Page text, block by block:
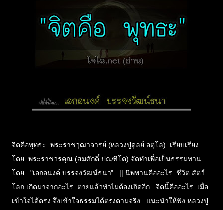
จิตคือพุทธะ พระราชวุฒาจารย์ (หลวงปู่ดูลย์ อตุโล) เรียบเรียง
โดย พระราชวรคุณ (สมศักดิ์ ปณฺฑิโต) จัดทำเพื่อเป็นธรรมทาน
โดย.. "เอกอนงค์ บรรจงวัฒน์ธนา" || นิพพานคืออะไร ชีวิต สัตว์
โลก เกิดมาจากอะไร ตายแล้วทำไมต้องเกิดอีก จิตนี้คืออะไร เมื่อ
เข้าใจได้ตรง จึงเข้าใจธรรมได้ตรงตามจริง แนะนำให้ฟัง หลวงปู่